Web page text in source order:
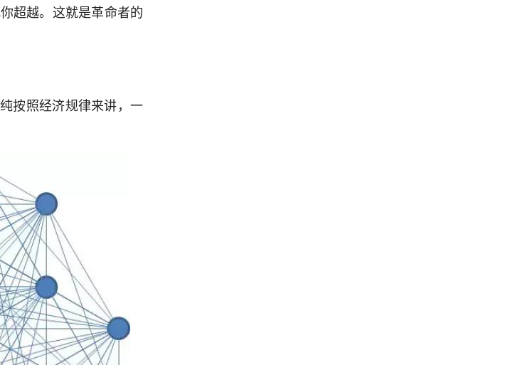
超越。这就是革命者的
按照经济规律来讲，一